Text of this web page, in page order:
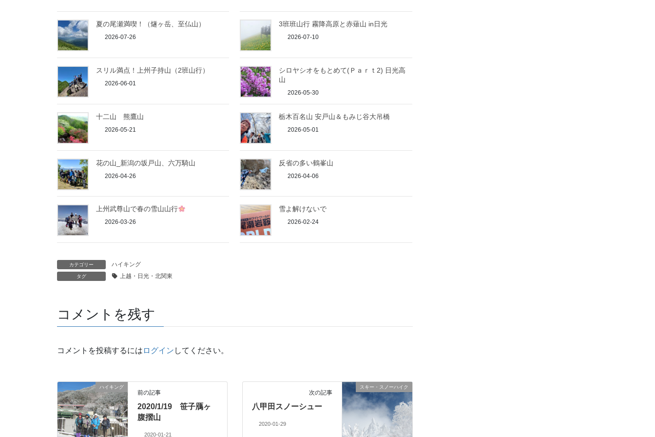
夏の尾瀬満喫！（燧ヶ岳、至仏山）
2026-07-26
3班班山行 霧降高原と赤薙山 in日光
2026-07-10
スリル満点！上州子持山（2班山行）
2026-06-01
シロヤシオをもとめて(Ｐａｒｔ2) 日光高
山
2026-05-30
十二山 熊鷹山
2026-05-21
栃木百名山 安戸山＆もみじ谷大吊橋
2026-05-01
花の山_新潟の坂戸山、六万騎山
2026-04-26
反省の多い鶴峯山
2026-04-06
上州武尊山で春の雪山山行
2026-03-26
雪よ解けないで
2026-02-24
カテゴリー ハイキング
タグ 上越・日光・北関東
コメントを残す
コメントを投稿するには ログイン してください。
ハイキング
前の記事
2020/1/19 笹子鴈ヶ
腹摺山
2020-01-21
スキー・スノーハイク
次の記事
八甲田スノーシュー
2020-01-29